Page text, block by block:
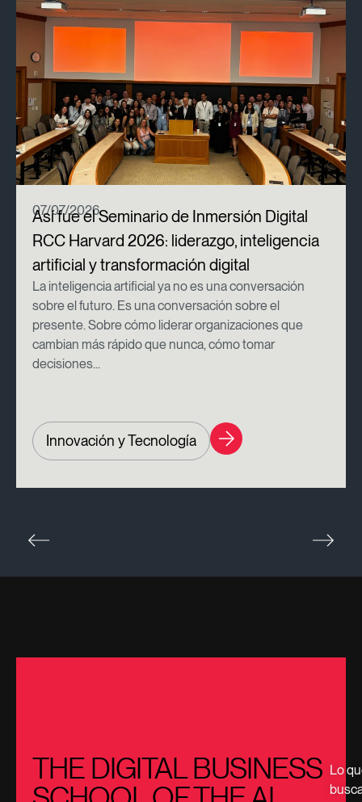
07/07/2026
Así fue el Seminario de Inmersión Digital
RCC Harvard 2026: liderazgo, inteligencia
artificial y transformación digital
La inteligencia artificial ya no es una conversación
sobre el futuro. Es una conversación sobre el
presente. Sobre cómo liderar organizaciones que
cambian más rápido que nunca, cómo tomar
decisiones...
Innovación y Tecnología
THE DIGITAL BUSINESS Lo